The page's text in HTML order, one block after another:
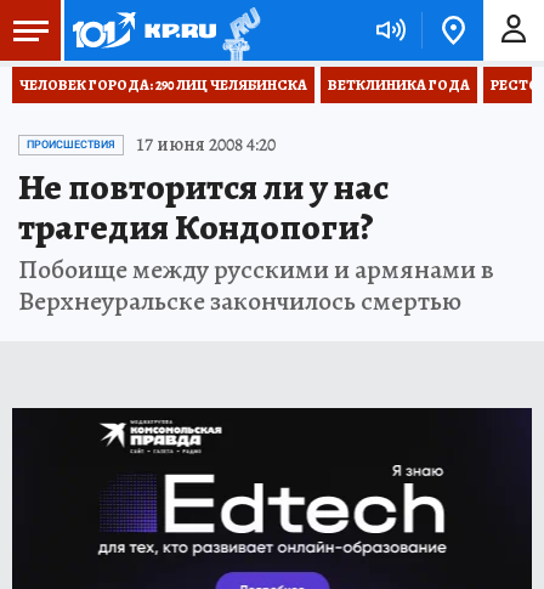
ЧЕЛОВЕК ГОРОДА: 290 ЛИЦ ЧЕЛЯБИНСКА ВЕТКЛИНИКА ГОДА
ПРОИСШЕСТВИЯ 17 июня 2008 4:20
Не повторится ли у нас
трагедия Кондопоги?
Побоище между русскими и армянами в
Верхнеуральске закончилось смертью